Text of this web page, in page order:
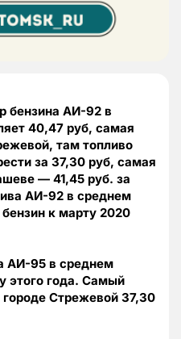
бензина АИ-92 в
40,47 руб, самая
там топливо
за 37,30 руб, самая
— 41,45 руб. за
АИ-92 в среднем
к марту 2020
АИ-95 в среднем
этого года. Самый
Стрежевой 37,30